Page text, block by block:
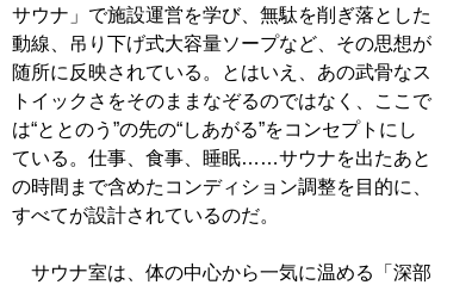
サウナ」で施設運営を学び、無駄を削ぎ落とした
動線、吊り下げ式大容量ソープなど、その思想が
随所に反映されている。とはいえ、あの武骨なス
トイックさをそのままなぞるのではなく、ここで
は“ととのう”の先の“しあがる”をコンセプトにし
ている。仕事、食事、睡眠……サウナを出たあと
の時間まで含めたコンディション調整を目的に、
すべてが設計されているのだ。
サウナ室は、体の中心から一気に温める「深部